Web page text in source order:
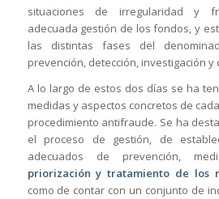
situaciones de irregularidad y
adecuada gestión de los fondos, y
las distintas fases del
prevención, detección, investigación y
A lo largo de estos dos días se ha
medidas y aspectos concretos de
procedimiento antifraude. Se ha
el proceso de gestión, de
adecuados de prevención,
priorización y tratamiento de los
como de contar con un conjunto de